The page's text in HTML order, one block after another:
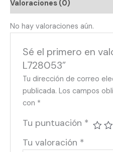
Valoraciones (0)
No hay valoraciones aún.
Sé el primero en
L728053”
Tu dirección de correo
publicada. Los campos
con *
Tu puntuación *
Tu valoración *